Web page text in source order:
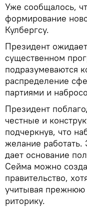
Уже сообщалось,
формирование
Кулбергсу.
Президент
существенном
подразумеваются
распределение
партиями и
Президент
честные и
подчеркнув, что
желание работать.
дает основание
Сейма можно
правительство,
учитывая
риторику.